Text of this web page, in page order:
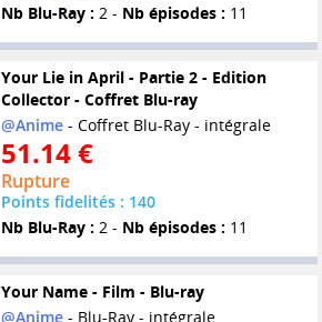
Nb Blu-Ray : 2 - Nb épisodes : 11
Your Lie in April - Partie 2 - Edition
Collector - Coffret Blu-ray
@Anime- Coffret Blu-Ray - intégrale
51.14 €
Rupture
Points fidelités : 140
Nb Blu-Ray : 2 - Nb épisodes : 11
Your Name - Film - Blu-ray
@Anime- Blu-Ray - intégrale